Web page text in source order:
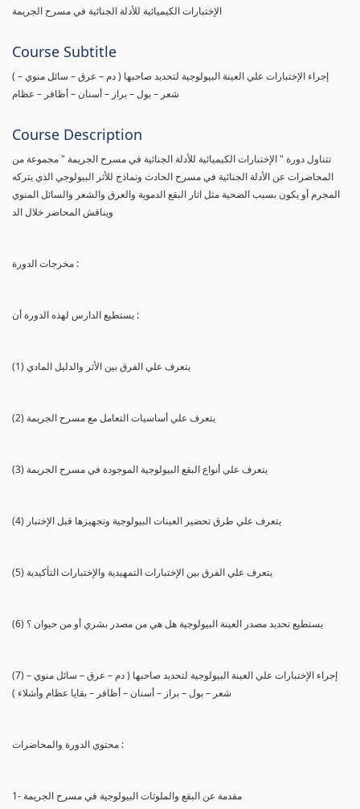
الإختبارات الكيميائية للأدلة الجنائية في مسرح الجريمة
Course Subtitle
( إجراء الإختبارات علي العينة البيولوجية لتحديد صاحبها ( دم – عرق – سائل منوي –
شعر – بول – براز – أسنان – أظافر – عظام
Course Description
تتناول دورة " الإختبارات الكيميائية للأدلة الجنائية في مسرح الجريمة " مجموعة من
المحاضرات عن الأدلة الجنائية في مسرح الحادث ونماذج للأثر البيولوجي الذي يتركه
المجرم أو يكون بسبب الضحية مثل اثار البقع الدموية والعرق والشعر والسائل المنوي
ويناقش المحاضر خلال الد
مخرجات الدورة :
يستطيع الدارس لهذه الدورة أن :
(1) يتعرف علي الفرق بين الأثر والدليل المادي
(2) يتعرف علي أساسيات التعامل مع مسرح الجريمة
(3) يتعرف علي أنواع البقع البيولوجية الموجودة في مسرح الجريمة
(4) يتعرف علي طرق تحضير العينات البيولوجية وتجهيزها قبل الإختبار
(5) يتعرف علي الفرق بين الإختبارات التمهيدية والإختبارات التأكيدية
(6) يستطيع تحديد مصدر العينة البيولوجية هل هي من مصدر بشري أو من حيوان ؟
(7) إجراء الإختبارات علي العينة البيولوجية لتحديد صاحبها ( دم – عرق – سائل منوي –
شعر – بول – براز – أسنان – أظافر – بقايا عظام وأشلاء )
محتوي الدورة والمحاضرات :
1- مقدمة عن البقع والملوثات البيولوجية في مسرح الجريمة